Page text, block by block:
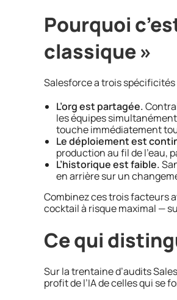
Pourquoi
classique »
Salesforce a trois
L’org est partagée.
les équipes
touche immédiatement
Le déploiement est
production au fil de l’eau,
L’historique est faible.
en arrière sur un
Combinez ces trois facteurs
cocktail à risque maximal —
Ce qui
Sur la trentaine d’audits
profit de l’IA de celles qui se